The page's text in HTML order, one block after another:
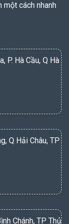
cách nhanh
P. Hà Cầu, Q Hà
Q Hải Châu, TP
Chánh, TP Thủ